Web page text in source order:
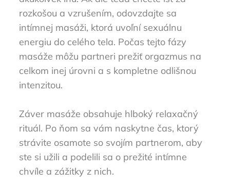
rozkošou a vzrušením, odovzdajte sa
intímnej masáži, ktorá uvoľní sexuálnu
energiu do celého tela. Počas tejto fázy
masáže môžu partneri prežiť orgazmus na
celkom inej úrovni a s kompletne odlišnou
intenzitou.
Záver masáže obsahuje hlboký relaxačný
rituál. Po ňom sa vám naskytne čas, ktorý
strávite osamote so svojím partnerom, aby
ste si užili a podelili sa o prežité intímne
chvíle a zážitky z nich.